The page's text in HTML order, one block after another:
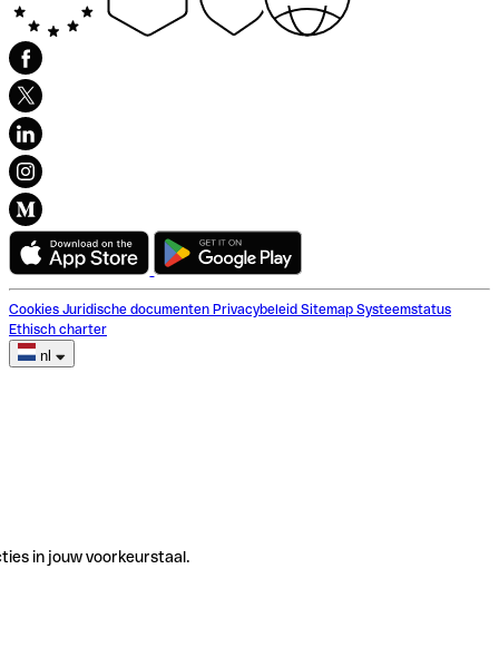
Cookies Juridische documenten Privacybeleid Sitemap Systeemstatus
Ethisch charter
nl
in jouw voorkeurstaal.